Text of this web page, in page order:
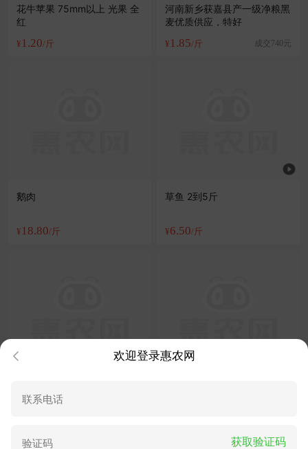
花牛苹果 75mm以上 光果 全
红
¥ 1.20/斤
河南新乡获嘉县产一级净粮黑
麦优质供应，特好
¥ 1.85/斤 成交740元
鹅肉
¥ 18.80/斤
草鱼 2到5斤
¥6.50/斤
欢迎登录惠农网
获取验证码